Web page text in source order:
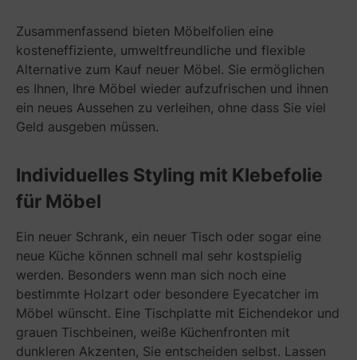
Zusammenfassend bieten Möbelfolien eine
kosteneffiziente, umweltfreundliche und flexible
Alternative zum Kauf neuer Möbel. Sie ermöglichen
es Ihnen, Ihre Möbel wieder aufzufrischen und ihnen
ein neues Aussehen zu verleihen, ohne dass Sie viel
Geld ausgeben müssen.
Individuelles Styling mit Klebefolie
für Möbel
Ein neuer Schrank, ein neuer Tisch oder sogar eine
neue Küche können schnell mal sehr kostspielig
werden. Besonders wenn man sich noch eine
bestimmte Holzart oder besondere Eyecatcher im
Möbel wünscht. Eine Tischplatte mit Eichendekor und
grauen Tischbeinen, weiße Küchenfronten mit
dunkleren Akzenten, Sie entscheiden selbst. Lassen